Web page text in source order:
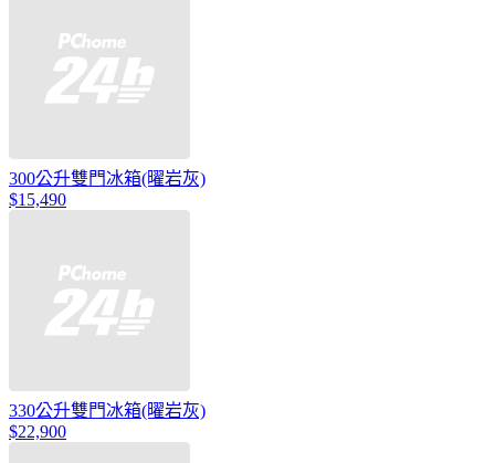
300公升雙門冰箱(曜岩灰)
$15,490
330公升雙門冰箱(曜岩灰)
$22,900